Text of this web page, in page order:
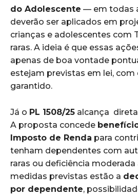
do Adolescente — em todas
deverão ser aplicados em
crianças e adolescentes com
raras. A ideia é que essas
apenas de boa vontade
estejam previstas em lei,
garantido.
Já o PL 1508/25 alcança
A proposta concede
Imposto de Renda para
tenham dependentes com
raras ou deficiência moderada
medidas previstas estão a
por dependente,